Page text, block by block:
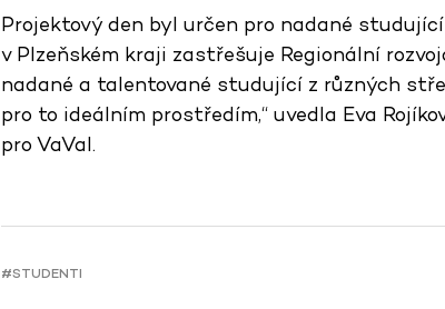
Projektový den byl určen pro nadané
v Plzeňském kraji zastřešuje Regionální
nadané a talentované studující z různých
pro to ideálním prostředím,“ uvedla Eva
pro VaVaI.
#STUDENTI